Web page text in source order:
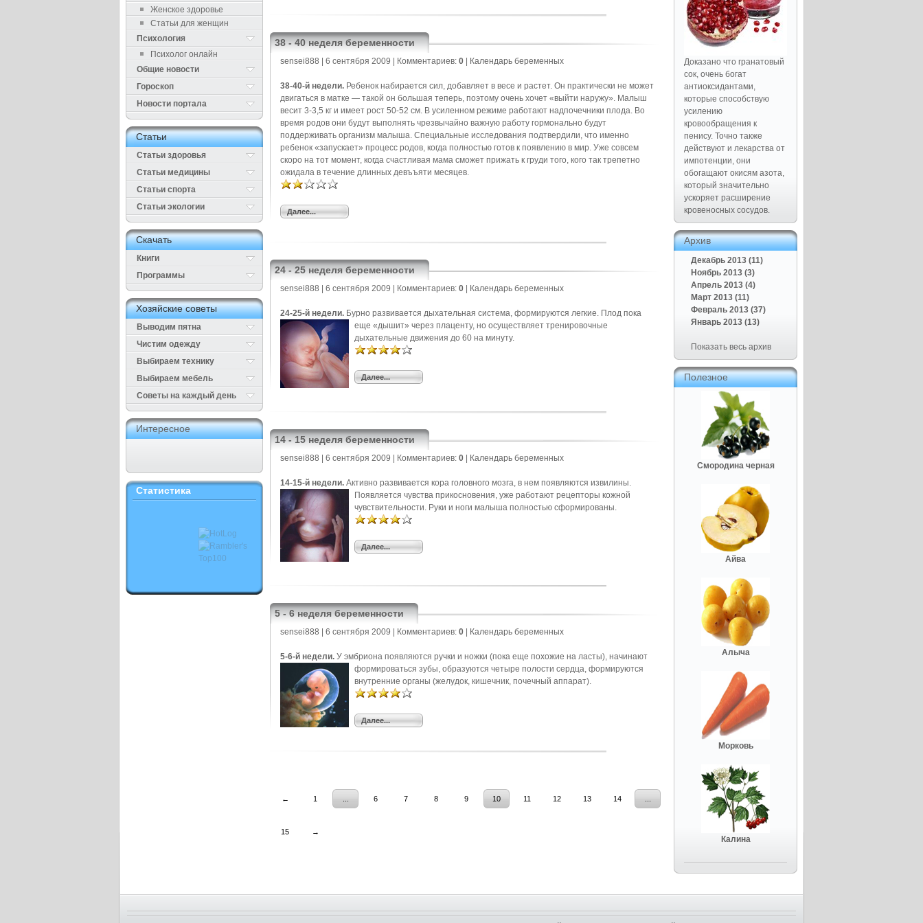
Женское здоровье
Статьи для женщин
Психология
Психолог онлайн
Общие новости
Гороскоп
Новости портала
Cтатьи
Статьи здоровья
Cтатьи медицины
Статьи спорта
Статьи экологии
Cкачать
Книги
Программы
Хозяйские советы
Выводим пятна
Чистим одежду
Выбираем технику
Выбираем мебель
Cоветы на каждый день
Интересное
Статистика
Доказано что гранатовый
сок, очень богат
антиоксидантами,
которые способствую
усилению
кровообращения к
пенису. Точно также
действуют и лекарства от
импотенции, они
обогащают окисям азота,
который значительно
ускоряет расширение
кровеносных сосудов.
Архив
Декабрь 2013 (11)
Ноябрь 2013 (3)
Апрель 2013 (4)
Март 2013 (11)
Февраль 2013 (37)
Январь 2013 (13)
Показать весь архив
Полезное
Смородина черная
Айва
Алыча
Морковь
Калина
38 - 40 неделя беременности
sensei888 | 6 сентября 2009 | Комментариев: 0 Календарь беременных
38-40-й недели. Ребенок набирается сил, добавляет в весе и растет. Он практически не может
двигаться в матке — такой он большая теперь, поэтому очень хочет «выйти наружу». Малыш
весит 3-3,5 кг и имеет рост 50-52 см. В усиленном режиме работают надпочечники плода. Во
время родов они будут выполнять чрезвычайно важную работу гормонально будут
поддерживать организм малыша. Специальные исследования подтвердили, что именно
ребенок «запускает» процесс родов, когда полностью готов к появлению в мир. Уже совсем
скоро на тот момент, когда счастливая мама сможет прижать к груди того, кого так трепетно
ожидала в течение длинных девъъяти месяцев.
Далее...
24 - 25 неделя беременности
sensei888 | 6 сентября 2009 | Комментариев: 0 Календарь беременных
24-25-й недели. Бурно развивается дыхательная система, формируются легкие. Плод пока
еще «дышит» через плаценту, но осуществляет тренировочные
дыхательные движения до 60 на минуту.
Далее...
14 - 15 неделя беременности
sensei888 | 6 сентября 2009 | Комментариев: 0 Календарь беременных
14-15-й недели. Активно развивается кора головного мозга, в нем появляются извилины.
Появляется чувства прикосновения, уже работают рецепторы кожной
чувствительности. Руки и ноги малыша полностью сформированы.
Далее...
5 - 6 неделя беременности
sensei888 | 6 сентября 2009 | Комментариев: 0 Календарь беременных
5-6-й недели. У эмбриона появляются ручки и ножки (пока еще похожие на ласты), начинают
формироваться зубы, образуются четыре полости сердца, формируются
внутренние органы (желудок, кишечник, почечный аппарат).
Далее...
← 1 6 7 8 9 10 11 12 13 14
15 →